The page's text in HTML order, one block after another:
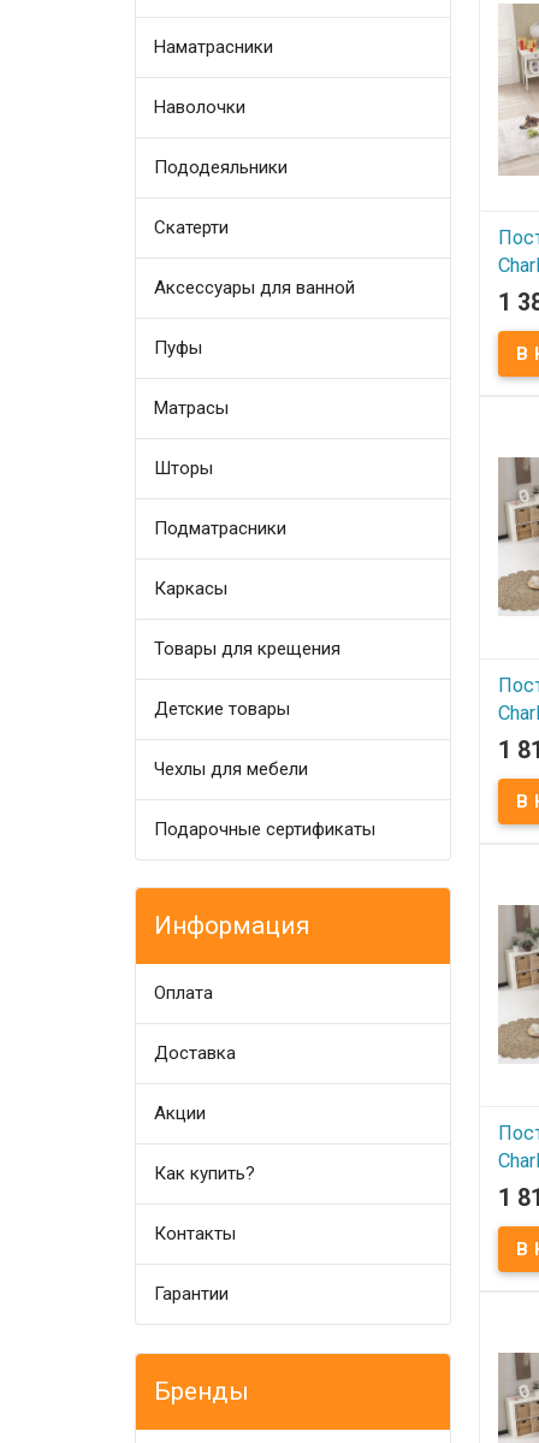
Наматрасники
Наволочки
Пододеяльники
Скатерти
Аксессуары для ванной
Пуфы
Матрасы
Шторы
Подматрасники
Каркасы
Товары для крещения
Детские товары
Чехлы для мебели
Подарочные сертификаты
Информация
Оплата
Доставка
Акции
Как купить?
Контакты
Гарантии
Бренды
120
В
120
1
В
1
евро
В
120
1